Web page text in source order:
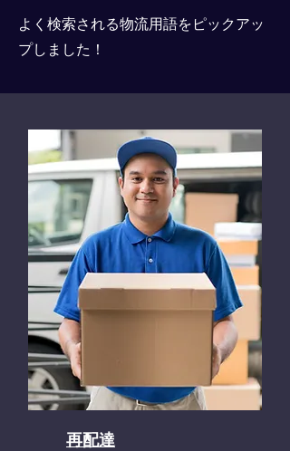
よく検索される物流用語をピックアッ
プしました！
再配達